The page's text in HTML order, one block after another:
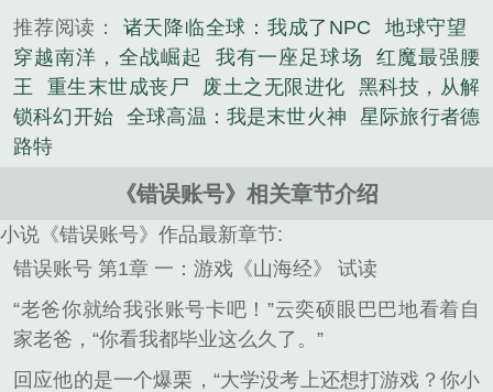
推荐阅读： 诸天降临全球：我成了NPC
地球守望
穿越南洋，全战崛起
我有一座足球场
红魔最强腰
王
重生末世成丧尸 废土之无限进化
黑科技，从解
锁科幻开始
全球高温：我是末世火神
星际旅行者德
路特
《错误账号》相关章节介绍
小说《错误账号》作品最新章节:
错误账号 第1章 一：游戏《山海经》 试读
“老爸你就给我张账号卡吧！”云奕硕眼巴巴地看着自
家老爸，“你看我都毕业这么久了。”
回应他的是一个爆栗，“大学没考上还想打游戏？你小